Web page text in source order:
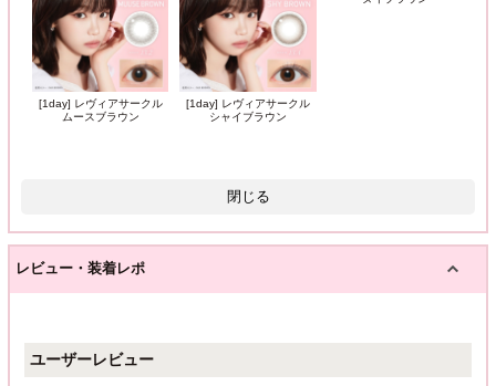
[1day] レヴィアサークル
ムースブラウン
[1day] レヴィアサークル
シャイブラウン
閉じる
レビュー・装着レポ
ユーザーレビュー